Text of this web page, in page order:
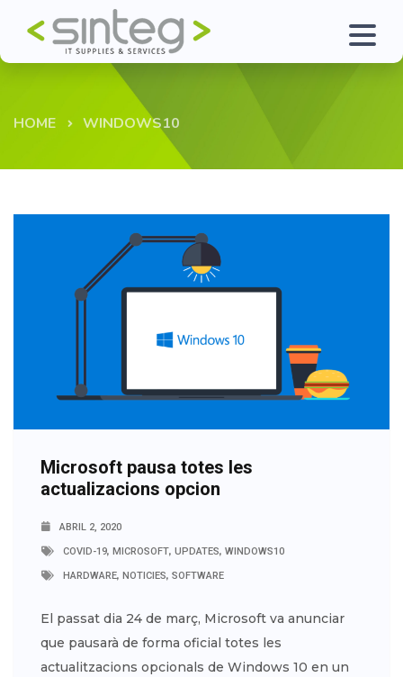
HOME WINDOWS10
Microsoft pausa totes les
actualizacions opcion
ABRIL 2, 2020
COVID-19, MICROSOFT, UPDATES, WINDOWS10
HARDWARE, NOTICIES, SOFTWARE
El passat dia 24 de març, Microsoft va anunciar
que pausarà de forma oficial totes les
actualitzacions opcionals de Windows 10 en un